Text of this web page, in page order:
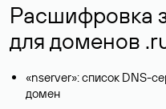
Расшифровка
для доменов
«nserver»: список DNS-
домен